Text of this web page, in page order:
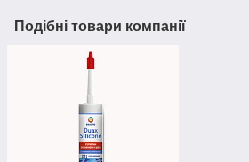
Подібні товари компанії